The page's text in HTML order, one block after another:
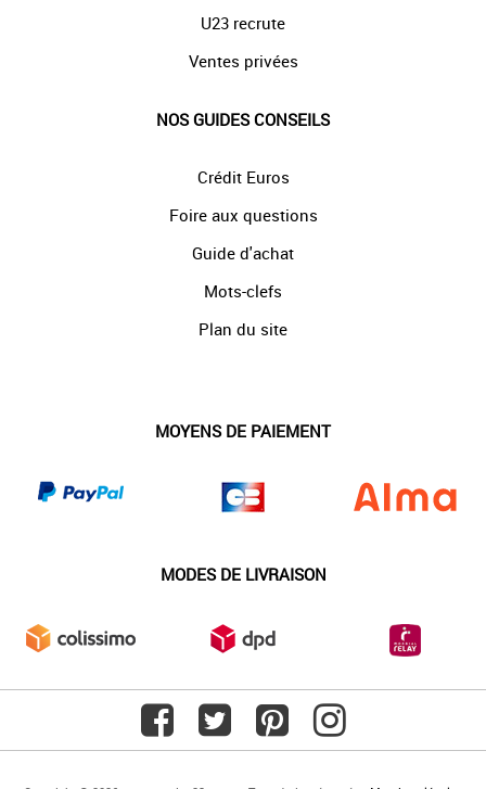
U23 recrute
Ventes privées
NOS GUIDES CONSEILS
Crédit Euros
Foire aux questions
Guide d'achat
Mots-clefs
Plan du site
MOYENS DE PAIEMENT
MODES DE LIVRAISON